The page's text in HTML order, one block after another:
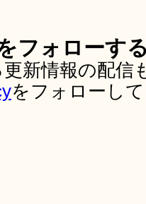
フォローす
新情報の配
をフォローし